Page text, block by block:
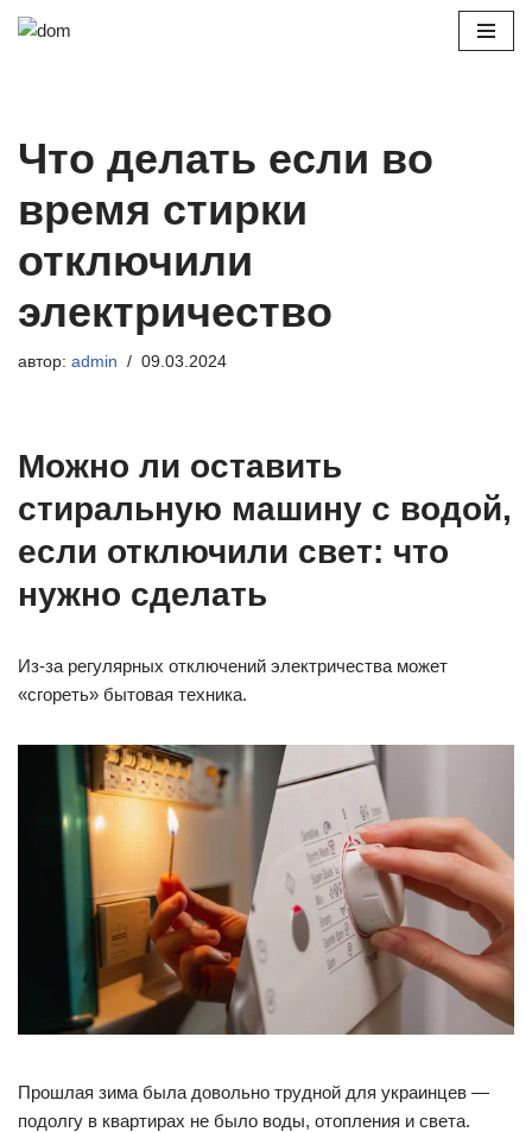
Что делать если во
время стирки
отключили
электричество
автор: admin 09.03.2024
Можно ли оставить
стиральную машину с водой,
если отключили свет: что
нужно сделать
Из-за регулярных отключений электричества может
«сгореть» бытовая техника.
Прошлая зима была довольно трудной для украинцев —
подолгу в квартирах не было воды, отопления и света.